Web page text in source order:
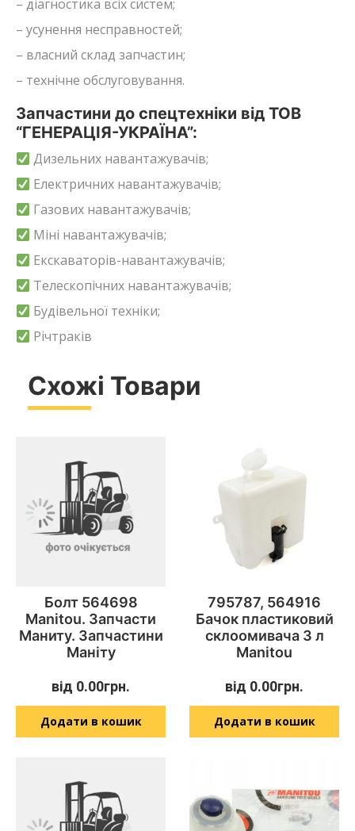
– діагностика всіх систем;
– усунення несправностей;
– власний склад запчастин;
– технічне обслуговування.
Запчастини до спецтехніки від ТОВ
“ГЕНЕРАЦІЯ-УКРАЇНА”:
Дизельних навантажувачів;
Електричних навантажувачів;
Газових навантажувачів;
Міні навантажувачів;
Екскаваторів-навантажувачів;
Телескопічних навантажувачів;
Будівельної техніки;
Річтраків
Схожі Товари
Болт 564698
Manitou. Запчасти
Маниту. Запчастини
Маніту
від 0.00грн.
Додати в кошик
795787, 564916
Бачок пластиковий
склоомивача 3 л
Manitou
від 0.00грн.
Додати в кошик